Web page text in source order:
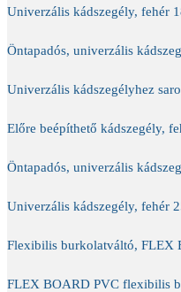
Univerzális kádszegély, fehér
Öntapadós, univerzális
Univerzális kádszegélyhez
Előre beépíthető kádszegély,
Öntapadós, univerzális
Univerzális kádszegély, fehér
Flexibilis burkolatváltó, FLEX
FLEX BOARD PVC flexibilis